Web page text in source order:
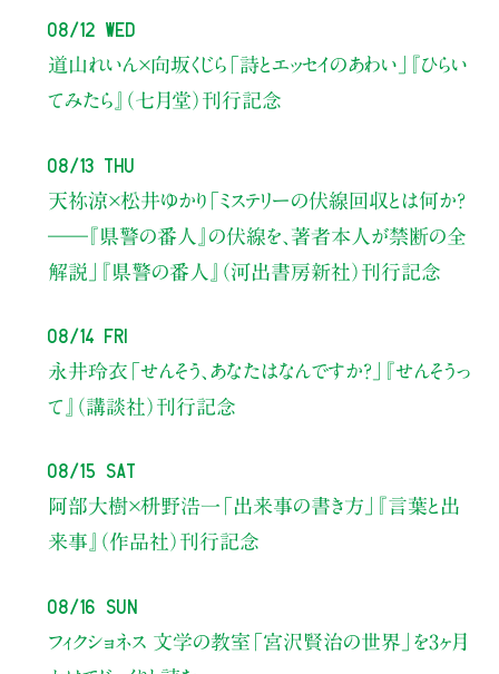
08/12 Wed
道山れいん×向坂くじら 「詩とエッセイのあわい」
『ひらい
てみたら』（七月堂）刊行記念
08/13 Thu
天祢涼×松井ゆかり 「ミステリーの伏線回収とは何か？
――『県警の番人』の伏線を、著者本人が禁断の全
解説」
『県警の番人』（河出書房新社）刊行記念
08/14 Fri
永井玲衣 「せんそう、あなたはなんですか？」
『せんそうっ
て』（講談社）刊行記念
08/15 Sat
阿部大樹×枡野浩一 「出来事の書き方」
『言葉と出
来事』（作品社）刊行記念
08/16 Sun
フィクショネス 文学の教室 「宮沢賢治の世界」を3ヶ月